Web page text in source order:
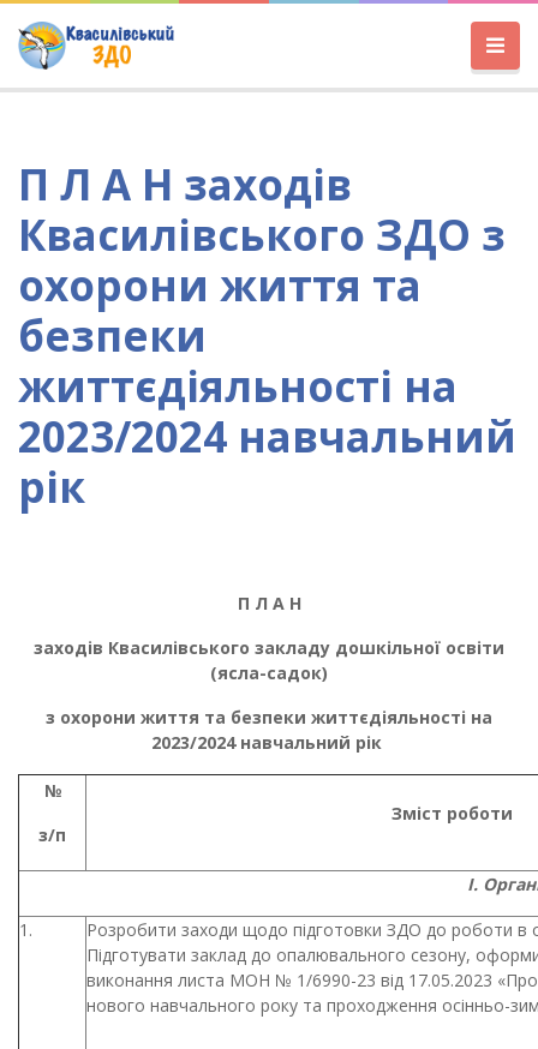
П Л А Н заходів
Квасилівського ЗДО з
охорони життя та
безпеки
життєдіяльності на
2023/2024 навчальний
рік
П Л А Н
заходів Квасилівського закладу дошкільної освіти
(ясла-садок)
з охорони життя та безпеки життєдіяльності на
2023/2024 навчальний рік
№
з/п
Зміст роботи
І.
1.
Розробити заходи щодо підготовки ЗДО до роботи в
Підготувати заклад до опалювального сезону,
виконання листа МОН № 1/6990-23 від 17.05.2023 «Про
нового навчального року та проходження осінньо-